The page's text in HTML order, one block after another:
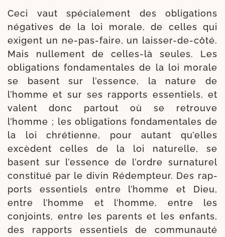
Ceci vaut spé­cia­le­ment des obli­ga­tions
néga­tives de la loi morale, de celles qui
exigent un ne-​pas-​faire, un laisser-​de-​côté.
Mais nul­le­ment de celles-​là seules. Les
obli­ga­tions fondamen­tales de la loi morale
se basent sur l’es­sence, la nature de
l’homme et sur ses rap­ports essen­tiels, et
valent donc par­tout où se retrouve
l’homme ; les obli­ga­tions fon­da­men­tales de
la loi chré­tienne, pour autant qu’elles
excèdent celles de la loi natu­relle, se
basent sur l’es­sence de l’ordre sur­na­tu­rel
consti­tué par le divin Rédempteur. Des rap­
ports essen­tiels entre l’homme et Dieu,
entre l’homme et l’homme, entre les
conjoints, entre les parents et les enfants,
des rap­ports essen­tiels de com­munauté